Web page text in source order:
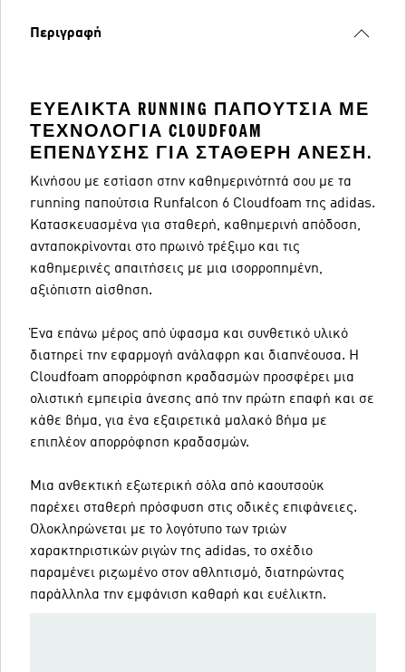
Περιγραφή
ΕΥΈΛΙΚΤΑ RUNNING ΠΑΠΟΎΤΣΙΑ ΜΕ
ΤΕΧΝΟΛΟΓΊΑ CLOUDFOAM
ΕΠΈΝΔΥΣΗΣ ΓΙΑ ΣΤΑΘΕΡΉ ΆΝΕΣΗ.
Κινήσου με εστίαση στην καθημερινότητά σου με τα
running παπούτσια Runfalcon 6 Cloudfoam της adidas.
Κατασκευασμένα για σταθερή, καθημερινή απόδοση,
ανταποκρίνονται στο πρωινό τρέξιμο και τις
καθημερινές απαιτήσεις με μια ισορροπημένη,
αξιόπιστη αίσθηση.
Ένα επάνω μέρος από ύφασμα και συνθετικό υλικό
διατηρεί την εφαρμογή ανάλαφρη και διαπνέουσα. Η
Cloudfoam απορρόφηση κραδασμών προσφέρει μια
ολιστική εμπειρία άνεσης από την πρώτη επαφή και σε
κάθε βήμα, για ένα εξαιρετικά μαλακό βήμα με
επιπλέον απορρόφηση κραδασμών.
Μια ανθεκτική εξωτερική σόλα από καουτσούκ
παρέχει σταθερή πρόσφυση στις οδικές επιφάνειες.
Ολοκληρώνεται με το λογότυπο των τριών
χαρακτηριστικών ριγών της adidas, το σχέδιο
παραμένει ριζωμένο στον αθλητισμό, διατηρώντας
παράλληλα την εμφάνιση καθαρή και ευέλικτη.